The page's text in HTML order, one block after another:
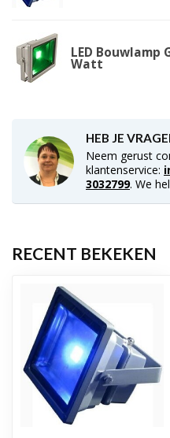
LED Bouwlamp
Watt
HEB JE
Neem gerust
klantenservice:
3032799. We
RECENT BEKEKEN